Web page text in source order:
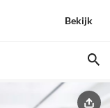
Bekijk